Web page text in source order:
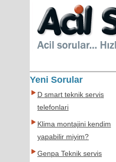
Yeni Sorular
D smart teknik servis
telefonlari
Klima montajini kendim
yapabilir miyim?
Genpa Teknik servis